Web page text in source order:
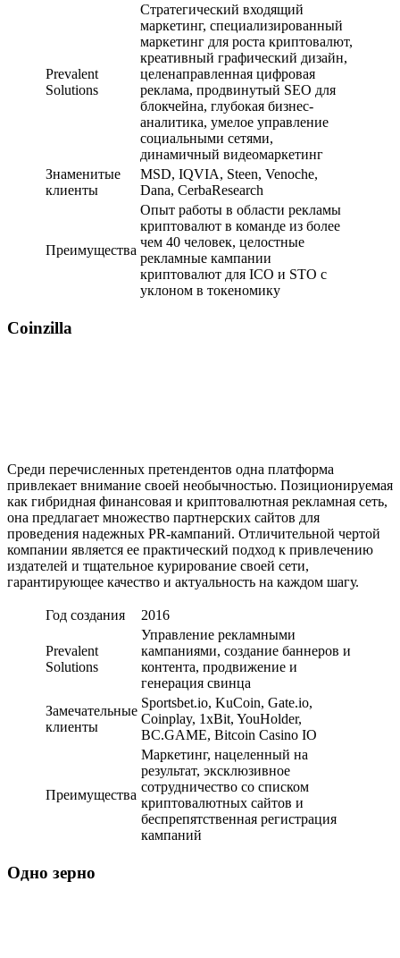
Prevalent
Solutions
Стратегический входящий
маркетинг, специализированный
маркетинг для роста криптовалют,
креативный графический дизайн,
целенаправленная цифровая
реклама, продвинутый SEO для
блокчейна, глубокая бизнес-
аналитика, умелое управление
социальными сетями,
динамичный видеомаркетинг
Знаменитые
клиенты
MSD, IQVIA, Steen, Venoche,
Dana, CerbaResearch
Преимущества
Опыт работы в области рекламы
криптовалют в команде из более
чем 40 человек, целостные
рекламные кампании
криптовалют для ICO и STO с
уклоном в токеномику
Coinzilla
Среди перечисленных претендентов одна платформа
привлекает внимание своей необычностью. Позиционируемая
как гибридная финансовая и криптовалютная рекламная сеть,
она предлагает множество партнерских сайтов для
проведения надежных PR-кампаний. Отличительной чертой
компании является ее практический подход к привлечению
издателей и тщательное курирование своей сети,
гарантирующее качество и актуальность на каждом шагу.
Год создания 2016
Prevalent
Solutions
Управление рекламными
кампаниями, создание баннеров и
контента, продвижение и
генерация свинца
Замечательные
клиенты
Sportsbet.io, KuCoin, Gate.io,
Coinplay, 1xBit, YouHolder,
BC.GAME, Bitcoin Casino IO
Преимущества
Маркетинг, нацеленный на
результат, эксклюзивное
сотрудничество со списком
криптовалютных сайтов и
беспрепятственная регистрация
кампаний
Одно зерно